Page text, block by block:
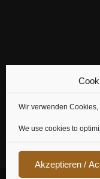
Wir verwenden
We use cookies to
Akzeptieren /